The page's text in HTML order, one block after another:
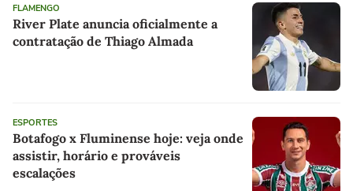
FLAMENGO
River Plate anuncia oficialmente a
contratação de Thiago Almada
ESPORTES
Botafogo x Fluminense hoje: veja onde
assistir, horário e prováveis
escalações